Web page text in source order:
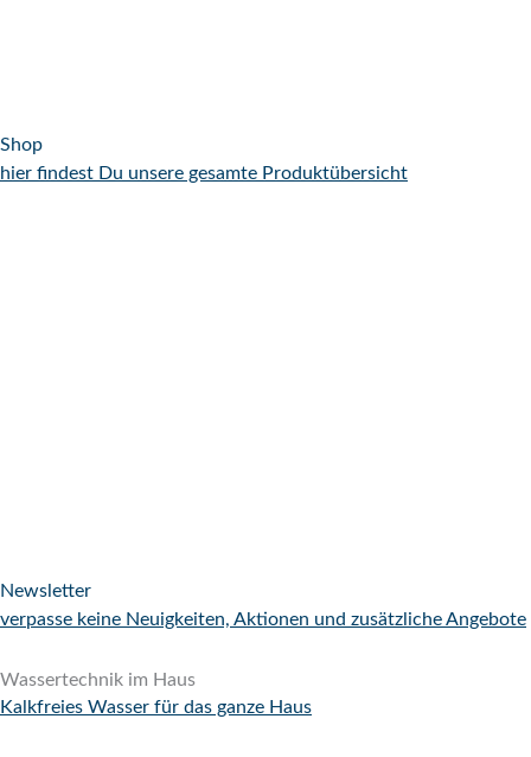
Shop
hier findest Du unsere gesamte Produktübersicht
Newsletter
verpasse keine Neuigkeiten, Aktionen und zusätzliche Angebote
Wassertechnik im Haus
Kalkfreies Wasser für das ganze Haus